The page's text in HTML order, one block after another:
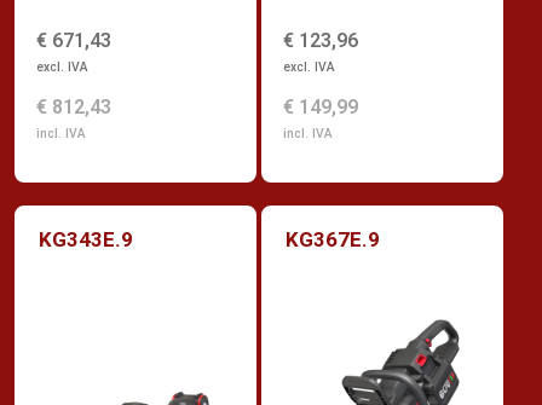
€ 671,43
excl. IVA
€ 812,43
incl. IVA
€ 123,96
excl. IVA
€ 149,99
incl. IVA
KG343E.9 KG367E.9